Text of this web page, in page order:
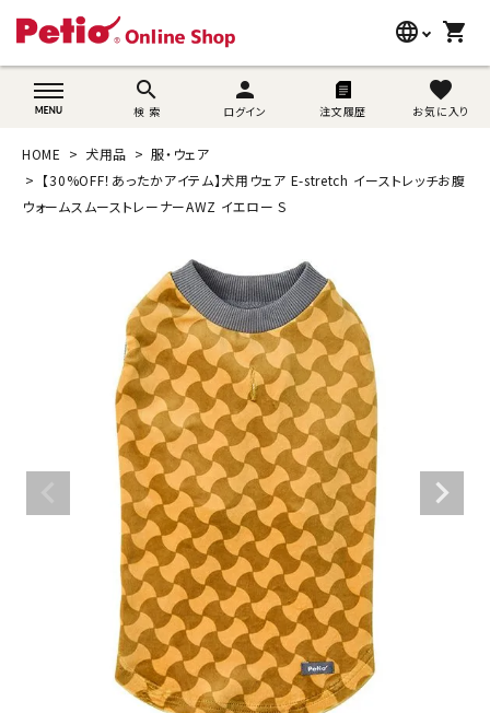
language
wovn-lang-name
shopping_cart
search
検 索
person
ログイン 注文履歴
favorite
お気に入り
search
猫用品
ブランド別に探す
目的別に探す
ご利用案内
ACCOUNT MENU
ようこそ ゲスト 様
person 新規会員登録
HOME 犬用品
服・ウェア
【30%OFF！あったかアイテム】犬用ウェア E-stretch イーストレッチお腹
ウォームスムーストレーナーAWZ イエロー S